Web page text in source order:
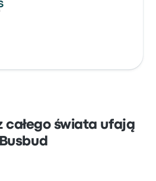
5
całego świata ufają
Busbud